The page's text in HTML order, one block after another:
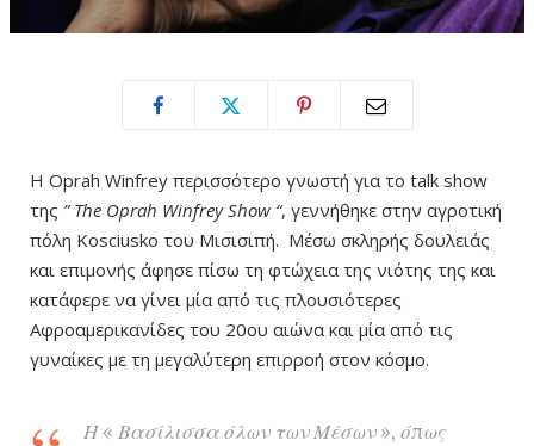
Η Oprah Winfrey περισσότερο γνωστή για το talk show
της ” The Oprah Winfrey Show “, γεννήθηκε στην αγροτική
πόλη Kosciusko του Μισισιπή. Μέσω σκληρής δουλειάς
και επιμονής άφησε πίσω τη φτώχεια της νιότης της και
κατάφερε να γίνει μία από τις πλουσιότερες
Αφροαμερικανίδες του 20ου αιώνα και μία από τις
γυναίκες με τη μεγαλύτερη επιρροή στον κόσμο.
Η « Βασίλισσα όλων των Μέσων », όπως